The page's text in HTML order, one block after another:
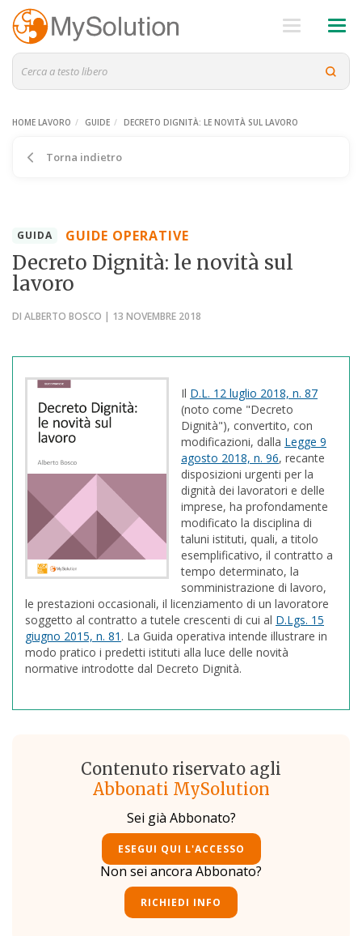
HOME LAVORO GUIDE DECRETO DIGNITÀ: LE NOVITÀ SUL LAVORO
Torna indietro
GUIDA GUIDE OPERATIVE
Decreto Dignità: le novità sul
lavoro
DI ALBERTO BOSCO | 13 NOVEMBRE 2018
Il D.L. 12 luglio 2018, n. 87
(noto come "Decreto
Dignità"), convertito, con
modificazioni, dalla Legge 9
agosto 2018, n. 96, recante
disposizioni urgenti per la
dignità dei lavoratori e delle
imprese, ha profondamente
modificato la disciplina di
taluni istituti, quali, a titolo
esemplificativo, il contratto a
tempo determinato, la
somministrazione di lavoro,
le prestazioni occasionali, il licenziamento di un lavoratore
soggetto al contratto a tutele crescenti di cui al D.Lgs. 15
giugno 2015, n. 81 . La Guida operativa intende illustrare in
modo pratico i predetti istituti alla luce delle novità
normative introdotte dal Decreto Dignità.
Contenuto riservato agli
Abbonati MySolution
Sei già Abbonato?
ESEGUI QUI L'ACCESSO
Non sei ancora Abbonato?
RICHIEDI INFO